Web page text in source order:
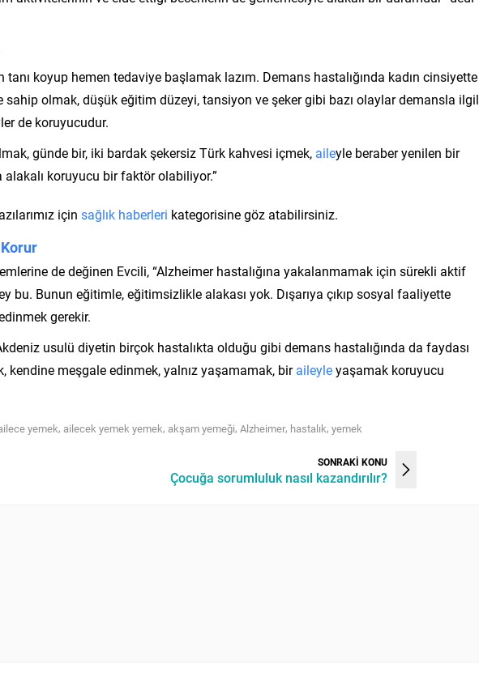
tanı koyup hemen tedaviye başlamak lazım. Demans hastalığında kadın cinsiyette
sahip olmak, düşük eğitim düzeyi, tansiyon ve şeker gibi bazı olaylar demansla
de koruyucudur.
günde bir, iki bardak şekersiz Türk kahvesi içmek, aileyle beraber yenilen bir
koruyucu bir faktör olabiliyor.”
için sağlık haberleri kategorisine göz atabilirsiniz.
de değinen Evcili, “Alzheimer hastalığına yakalanmamak için sürekli aktif
bu. Bunun eğitimle, eğitimsizlikle alakası yok. Dışarıya çıkıp sosyal faaliyette
gerekir.
usulü diyetin birçok hastalıkta olduğu gibi demans hastalığında da faydası
kendine meşgale edinmek, yalnız yaşamamak, biraileyleyaşamak koruyucu
yemek, ailecek yemek yemek, akşam yemeği, Alzheimer, hastalık, yemek
SONRAKİ KONU
Çocuğa sorumluluk nasıl kazandırılır?